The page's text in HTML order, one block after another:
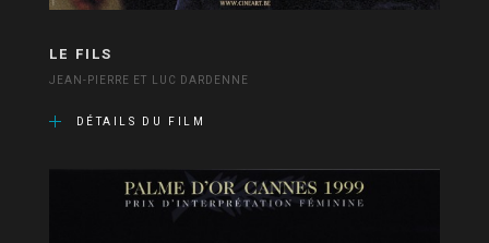
LE FILS
JEAN-PIERRE ET LUC DARDENNE
DÉTAILS DU FILM